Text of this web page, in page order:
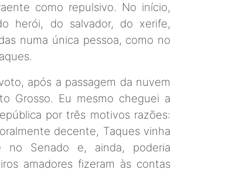
como repulsivo. No início,
herói, do salvador, do xerife,
numa única pessoa, como no
após a passagem da nuvem
Grosso. Eu mesmo cheguei a
por três motivos razões:
decente, Taques vinha
no Senado e, ainda, poderia
amadores fizeram às contas